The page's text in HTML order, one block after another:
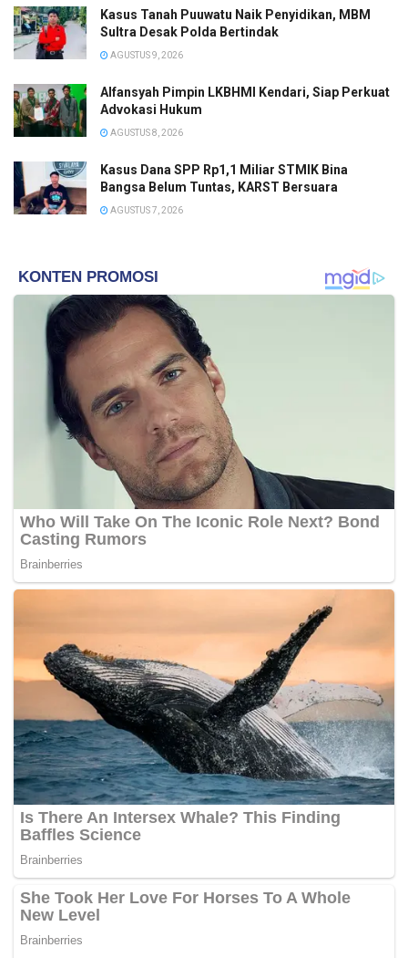
Kasus Tanah Puuwatu Naik Penyidikan, MBM
Sultra Desak Polda Bertindak
AGUSTUS 9, 2026
Alfansyah Pimpin LKBHMI Kendari, Siap Perkuat
Advokasi Hukum
AGUSTUS 8, 2026
Kasus Dana SPP Rp1,1 Miliar STMIK Bina
Bangsa Belum Tuntas, KARST Bersuara
AGUSTUS 7, 2026